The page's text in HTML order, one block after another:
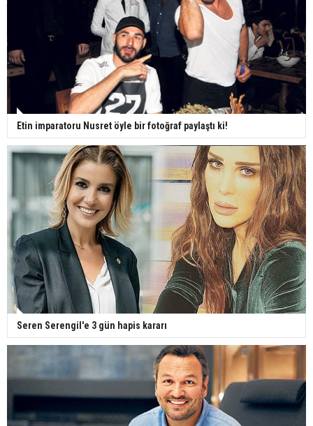
Etin imparatoru Nusret öyle bir fotoğraf paylaştı ki!
Seren Serengil'e 3 gün hapis kararı